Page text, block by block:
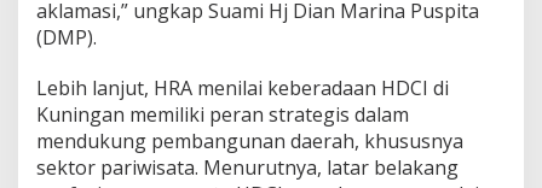
aklamasi,” ungkap Suami Hj Dian Marina Puspita
(DMP).
Lebih lanjut, HRA menilai keberadaan HDCI di
Kuningan memiliki peran strategis dalam
mendukung pembangunan daerah, khususnya
sektor pariwisata. Menurutnya, latar belakang